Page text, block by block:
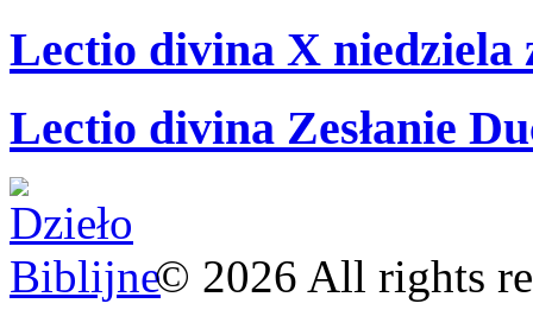
Lectio divina X niedziela
Lectio divina Zesłanie
© 2026 All rights